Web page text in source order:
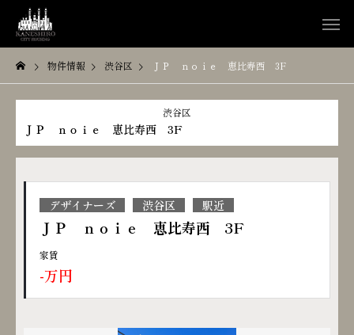
物件情報 渋谷区 ＪＰ ｎｏｉｅ 恵比寿西 3F
渋谷区
ＪＰ ｎｏｉｅ 恵比寿西 3F
デザイナーズ 渋谷区 駅近
ＪＰ ｎｏｉｅ 恵比寿西 3F
家賃
-万円